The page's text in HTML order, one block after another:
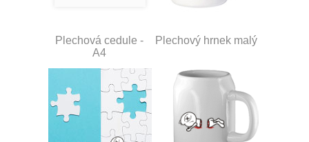
Plechová cedule -
A4
Plechový hrnek malý